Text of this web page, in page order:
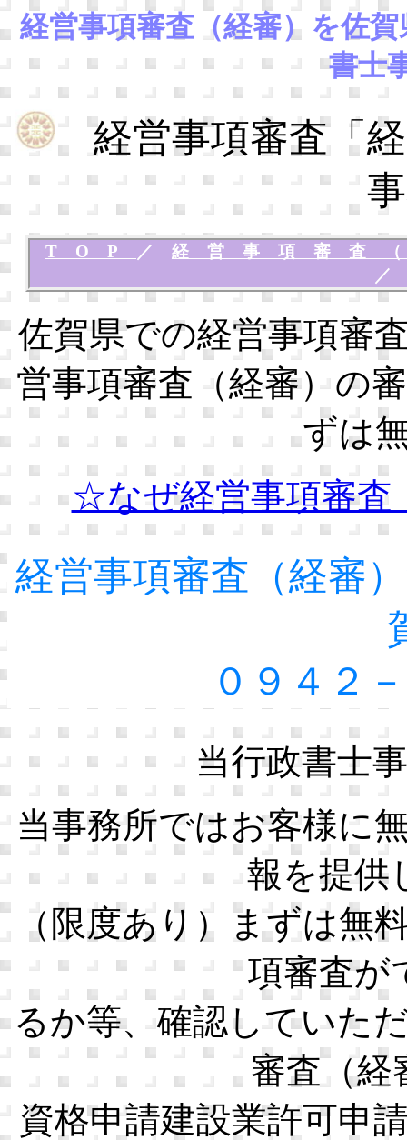
経営事項審査（経審）を佐
書士
経営事項審査「経
TOP ／ 経営事項審査
佐賀県での経営事項審
営事項審査（経審）の
ずは
☆なぜ経営事項審査
経営事項審査（経審
０９４２
当行政書士
当事務所ではお客様に
報を提供
（限度あり）まずは無
項審査が
るか等、確認していた
審査（経
資格申請建設業許可申